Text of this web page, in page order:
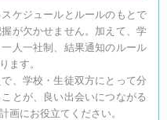
ケジュールとルールのもとで
が欠かせません。加えて、学
人一社制、結果通知のルール
ます。
、学校・生徒双方にとって分
とが、良い出会いにつながる
画にお役立てください。